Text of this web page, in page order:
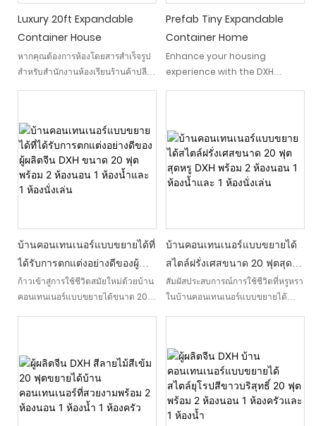
Luxury 20ft Expandable
Container House
หากคุณต้องการห้องโดยสารสำเร็จรูป
สำหรับสำนักงานห้องเรียนร้านค้าปลีก
ยืดหยุ่นที่ยอดเยี่ยม ออกแบบมาเพื่อ
ประสิทธิภาพและความทนทาน
สามารถขยายได้เพื่อสร้างสภาพ
แวดล้อมที่กว้างขวางและสะดวกสบาย
ในขณะที่ยังง่ายต่อการขนส่งและตั้งค่า
Prefab Tiny Expandable
Container Home
Enhance your housing
experience with the DXH
affordable home is built with
advanced steel sandwich
panels, offering a flexible,
eco-friendly, and quick-to-
emergencies
บ้านคอนเทนเนอร์แบบขยายได้ที่
ได้รับการตกแต่งอย่างดีของผู้
ผลิตจีน DXH ขนาด 20 ฟุตพร้อม
2 ห้องนอน 1 ห้องน้ำและ 1 ห้อง
นั่งเล่น
ก้าวเข้าสู่การใช้ชีวิตสมัยใหม่ด้วยบ้าน
คอนเทนเนอร์แบบขยายได้ขนาด 20
อย่างดีหลังนี้เหมาะสำหรับผู้ที่กำลังมอง
หาพื้นที่ใช้สอยที่มีสไตล์และมีประโยชน์
ใช้สอย
บ้านคอนเทนเนอร์แบบขยายได้
สไตล์ฝรั่งเศสขนาด 20 ฟุตสุดหรู
DXH พร้อม 2 ห้องนอน 1 ห้องน้ำ
และ 1 ห้องนั่งเล่น
สัมผัสประสบการณ์การใช้ชีวิตที่หรูหรา
ในบ้านคอนเทนเนอร์แบบขยายได้
สไตล์หลังนี้มอบทั้งความสะดวกสบาย
และความซับซ้อนด้วยการตกแต่ง
ระดับแนวหน้าและการออกแบบที่ทัน
สมัย